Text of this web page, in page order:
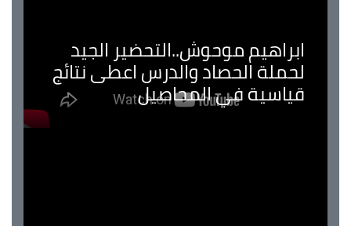
ابراهيم موحوش..التحضير الجيد
لحملة الحصاد والدرس اعطى نتائج
قياسية في المحاصيل